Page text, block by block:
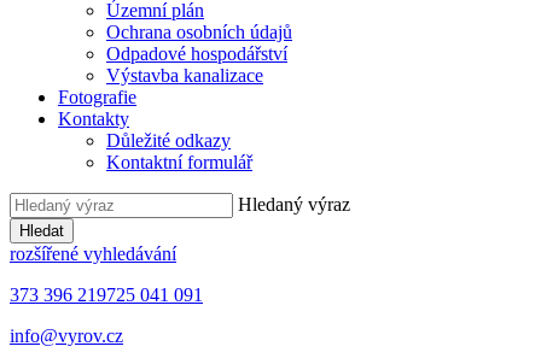
Územní plán
Ochrana osobních údajů
Odpadové hospodářství
Výstavba kanalizace
Fotografie
Kontakty
Důležité odkazy
Kontaktní formulář
Hledaný výraz
Hledat
rozšířené vyhledávání
373 396 219725 041 091
info@vyrov.cz